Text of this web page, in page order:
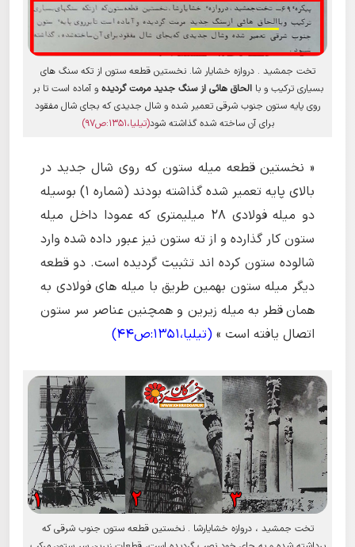
تخت جمشید . دروازه خشایار شا. نخستین قطعه ستون از تکه سنگ های
بسیاری ترکیب و باالحاق هائی از سنگ جدید مرمت گردیده و آماده است تا بر
روی پایه ستون جنوب شرقی تعمیر شده و شال جدیدی که بجای شال مفقود
برای آن ساخته شده گذاشته شود(تیلیا،1351:ص97)
« نخستین قطعه میله ستون که روی شال جدید در
بالای پایه تعمیر شده گذاشته بودند (شماره 1) بوسیله
دو میله فولادی 28 میلیمتری که عمودا داخل میله
ستون کار گذارده و از ته ستون نیز عبور داده شده وارد
شالوده ستون کرده اند تثبیت گردیده است. دو قطعه
دیگر میله ستون بهمین طریق با میله های فولادی به
همان قطر به میله زیرین و همچنین عناصر سر ستون
اتصال یافته است » (تیلیا،1351:ص44)
تخت جمشید ، دروازه خشایارشا . نخستین قطعه ستون جنوب شرقی که